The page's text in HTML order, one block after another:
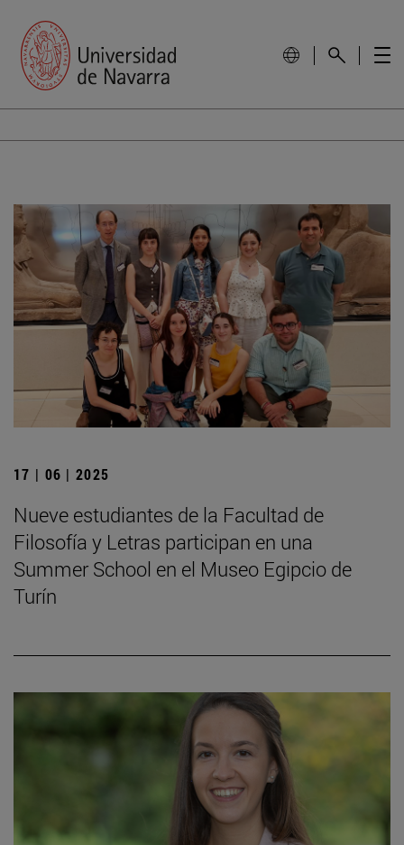
17 | 06 | 2025
Nueve estudiantes de la Facultad de
Filosofía y Letras participan en una
Summer School en el Museo Egipcio de
Turín